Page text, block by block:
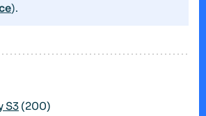
).
S3 (200)